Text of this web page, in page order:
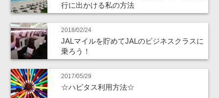
行に出かける私の方法
2018/02/24
JALマイルを貯めてJALのビジネスクラスに
乗ろう！
2017/05/29
☆ハピタス利用方法☆